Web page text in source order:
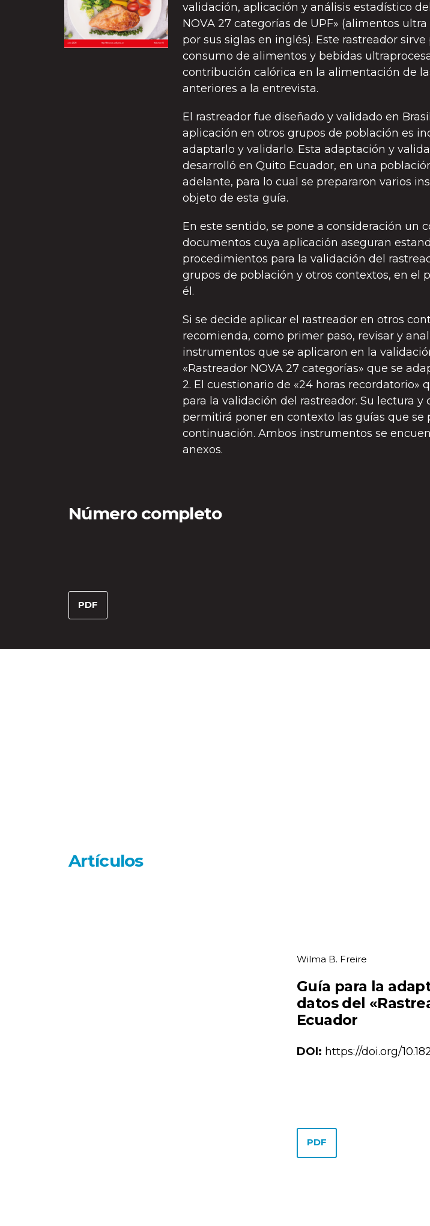
validación, aplicación y análisis estadístico
NOVA 27 categorías de UPF» (alimentos ultra
por sus siglas en inglés). Este rastreador sirve
consumo de alimentos y bebidas
contribución calórica en la alimentación de
anteriores a la entrevista.
El rastreador fue diseñado y validado en
aplicación en otros grupos de población es
adaptarlo y validarlo. Esta adaptación y
desarrolló en Quito Ecuador, en una
adelante, para lo cual se prepararon varios
objeto de esta guía.
En este sentido, se pone a consideración un
documentos cuya aplicación aseguran
procedimientos para la validación del
grupos de población y otros contextos, en el
él.
Si se decide aplicar el rastreador en otros
recomienda, como primer paso, revisar y
instrumentos que se aplicaron en la
«Rastreador NOVA 27 categorías» que se
2. El cuestionario de «24 horas recordatorio»
para la validación del rastreador. Su lectura y
permitirá poner en contexto las guías que se
continuación. Ambos instrumentos se
anexos.
Número completo
PDF
Artículos
Wilma B. Freire
Guía para la
datos del
Ecuador
DOI: https://doi.org/
PDF